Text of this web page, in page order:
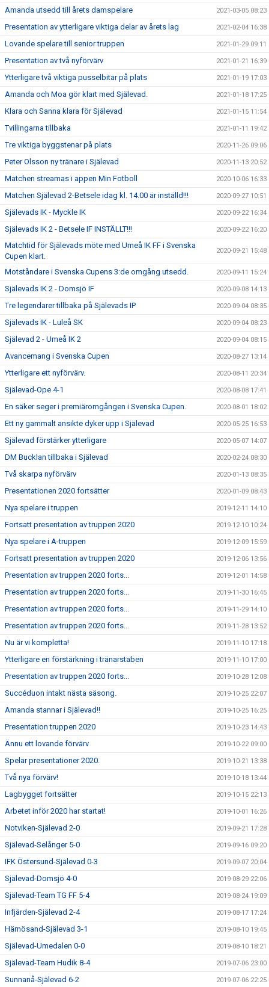
Amanda utsedd till årets damspelare 2021-03-05 08:23
Presentation av ytterligare viktiga delar av årets lag 2021-02-04 16:38
Lovande spelare till senior truppen 2021-01-29 09:11
Presentation av två nyförvärv 2021-01-21 16:39
Ytterligare två viktiga pusselbitar på plats 2021-01-19 17:03
Amanda och Moa gör klart med Själevad. 2021-01-18 17:25
Klara och Sanna klara för Själevad 2021-01-15 11:54
Tvillingarna tillbaka 2021-01-11 19:42
Tre viktiga byggstenar på plats 2020-11-26 09:06
Peter Olsson ny tränare i Själevad 2020-11-13 20:52
Matchen streamas i appen Min Fotboll 2020-10-06 16:33
Matchen Själevad 2-Betsele idag kl. 14.00 är inställd!!! 2020-09-27 10:51
Själevads IK - Myckle IK 2020-09-22 16:34
Själevads IK 2 - Betsele IF INSTÄLLT!!! 2020-09-22 16:20
Matchtid för Själevads möte med Umeå IK FF i Svenska
Cupen klart.
2020-09-21 15:48
Motståndare i Svenska Cupens 3:de omgång utsedd. 2020-09-11 15:24
Själevads IK 2 - Domsjö IF 2020-09-08 14:13
Tre legendarer tillbaka på Själevads IP 2020-09-04 08:35
Själevads IK - Luleå SK 2020-09-04 08:23
Själevad 2 - Umeå IK 2 2020-09-04 08:15
Avancemang i Svenska Cupen 2020-08-27 13:14
Ytterligare ett nyförvärv. 2020-08-11 20:34
Själevad-Ope 4-1 2020-08-08 17:41
En säker seger i premiäromgången i Svenska Cupen. 2020-08-01 18:02
Ett ny gammalt ansikte dyker upp i Själevad 2020-05-25 16:53
Själevad förstärker ytterligare 2020-05-07 14:07
DM Bucklan tillbaka i Själevad 2020-02-24 08:30
Två skarpa nyförvärv 2020-01-13 08:35
Presentationen 2020 fortsätter 2020-01-09 08:43
Nya spelare i truppen 2019-12-11 14:10
Fortsatt presentation av truppen 2020 2019-12-10 10:24
Nya spelare i A-truppen 2019-12-09 15:59
Fortsatt presentation av truppen 2020 2019-12-06 13:56
Presentation av truppen 2020 forts... 2019-12-01 14:58
Presentation av truppen 2020 forts... 2019-11-30 16:45
Presentation av truppen 2020 forts... 2019-11-29 14:10
Presentation av truppen 2020 forts... 2019-11-28 13:52
Nu är vi kompletta! 2019-11-10 17:18
Ytterligare en förstärkning i tränarstaben 2019-11-10 17:00
Presentation av truppen 2020 forts... 2019-10-28 12:08
Succéduon intakt nästa säsong. 2019-10-25 22:07
Amanda stannar i Själevad!! 2019-10-25 16:25
Presentation truppen 2020 2019-10-23 14:43
Ännu ett lovande förvärv 2019-10-22 09:00
Spelar presentationer 2020. 2019-10-21 13:38
Två nya förvärv! 2019-10-18 13:44
Lagbygget fortsätter 2019-10-15 22:13
Arbetet inför 2020 har startat! 2019-10-01 16:26
Notviken-Själevad 2-0 2019-09-21 17:28
Själevad-Selånger 5-0 2019-09-16 09:20
IFK Östersund-Själevad 0-3 2019-09-07 20:04
Själevad-Domsjö 4-0 2019-08-29 22:06
Själevad-Team TG FF 5-4 2019-08-24 19:09
Infjärden-Själevad 2-4 2019-08-17 17:24
Härnösand-Själevad 3-1 2019-08-10 19:45
Själevad-Umedalen 0-0 2019-08-10 18:21
Själevad-Team Hudik 8-4 2019-07-06 23:00
Sunnanå-Själevad 6-2 2019-07-06 22:25